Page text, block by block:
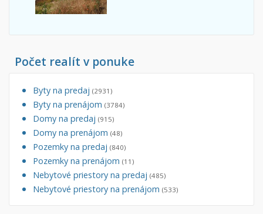
Počet realít v ponuke
Byty na predaj (2931)
Byty na prenájom (3784)
Domy na predaj (915)
Domy na prenájom (48)
Pozemky na predaj (840)
Pozemky na prenájom (11)
Nebytové priestory na predaj (485)
Nebytové priestory na prenájom (533)